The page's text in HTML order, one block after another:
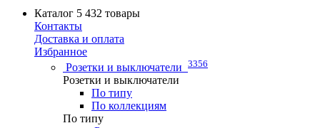
Каталог 5 432 товары
Контакты
Доставка и оплата
Избранное
Розетки и выключатели 3356
Розетки и выключатели
По типу
По коллекциям
По типу